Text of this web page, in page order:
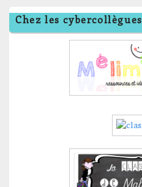
Chez les cybercollègues